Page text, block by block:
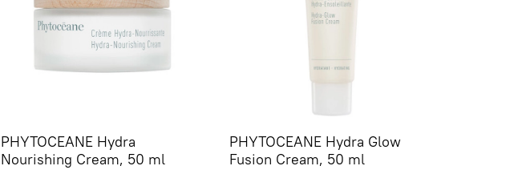
PHYTOCEANE Hydra
Nourishing Cream, 50 ml
PHYTOCEANE Hydra Glow
Fusion Cream, 50 ml